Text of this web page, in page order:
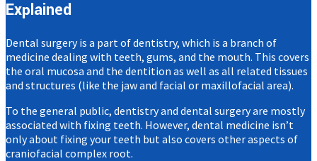
Explained
Dental surgery is a part of dentistry, which is a branch of
medicine dealing with teeth, gums, and the mouth. This covers
the oral mucosa and the dentition as well as all related tissues
and structures (like the jaw and facial or maxillofacial area).
To the general public, dentistry and dental surgery are mostly
associated with fixing teeth. However, dental medicine isn’t
only about fixing your teeth but also covers other aspects of
craniofacial complex root.